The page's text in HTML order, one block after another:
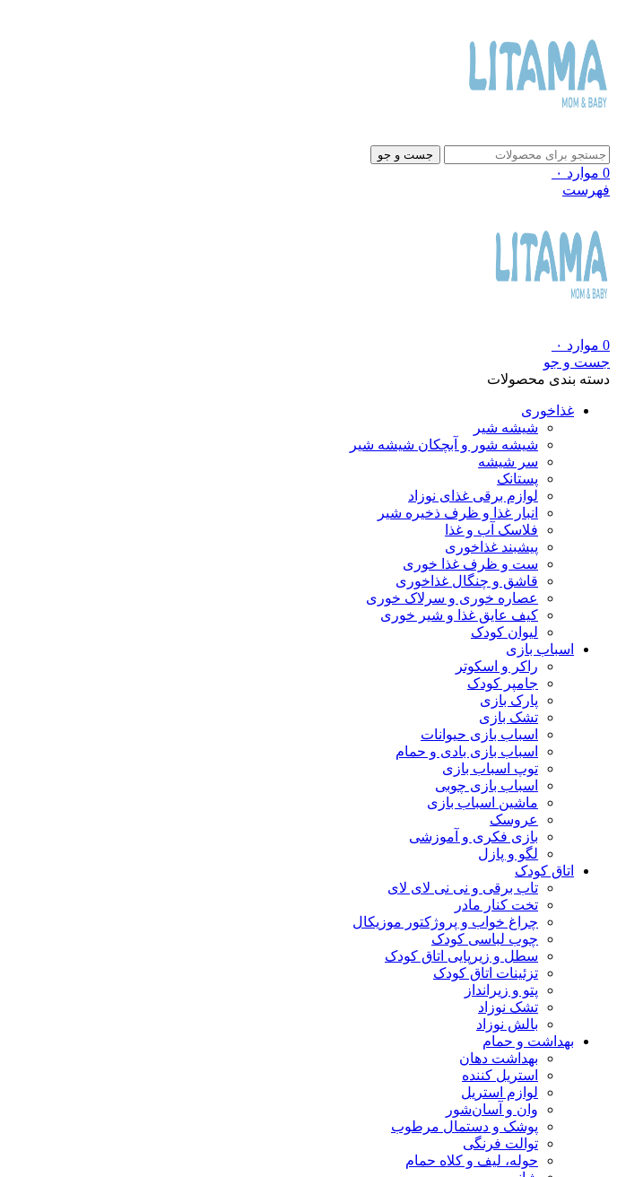
جست و جو
0 موارد ۰
فهرست
0 موارد ۰
جست و جو
دسته بندی محصولات
غذاخوری
شیشه شیر
شیشه ‌شور و آبچکان شیشه‌ شیر
سر شیشه
پستانک
لوازم برقی غذای نوزاد
انبار غذا و ظرف ذخیره شیر
فلاسک آب و غذا
پیشبند غذاخوری
ست و ظرف غذا خوری
قاشق و چنگال غذاخوری
عصاره خوری و سرلاک خوری
کیف عایق غذا و شیر خوری
لیوان کودک
اسباب بازی
راکر و اسکوتر
جامپر کودک
پارک بازی
تشک بازی
اسباب بازی حیوانات
اسباب بازی بادی و حمام
توپ اسباب بازی
اسباب بازی چوبی
ماشین اسباب بازی
عروسک
بازی فکری و آموزشی
لگو و پازل
اتاق کودک
تاب برقی و نی نی لای لای
تخت کنار مادر
چراغ خواب و پروژکتور موزیکال
چوب لباسی کودک
سطل و زیرپایی اتاق کودک
تزئینات اتاق کودک
پتو و زیرانداز
تشک نوزاد
بالش نوزاد
بهداشت و حمام
بهداشت دهان
استریل کننده
لوازم استریل
وان و آسان‌شور
پوشک و دستمال مرطوب
توالت فرنگی
حوله، لیف و کلاه حمام